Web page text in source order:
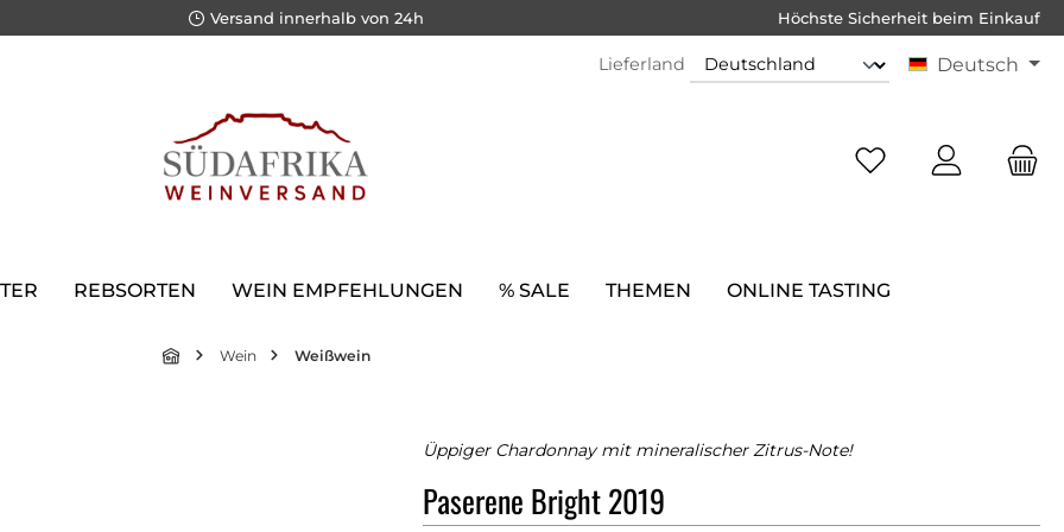
Versand innerhalb von 24h Höchste Sicherheit beim Einkauf
Lieferland Deutsch
REBSORTEN WEIN EMPFEHLUNGEN % SALE THEMEN ONLINE TASTING
Wein Weißwein
Üppiger Chardonnay mit mineralischer Zitrus-Note!
Paserene Bright 2019